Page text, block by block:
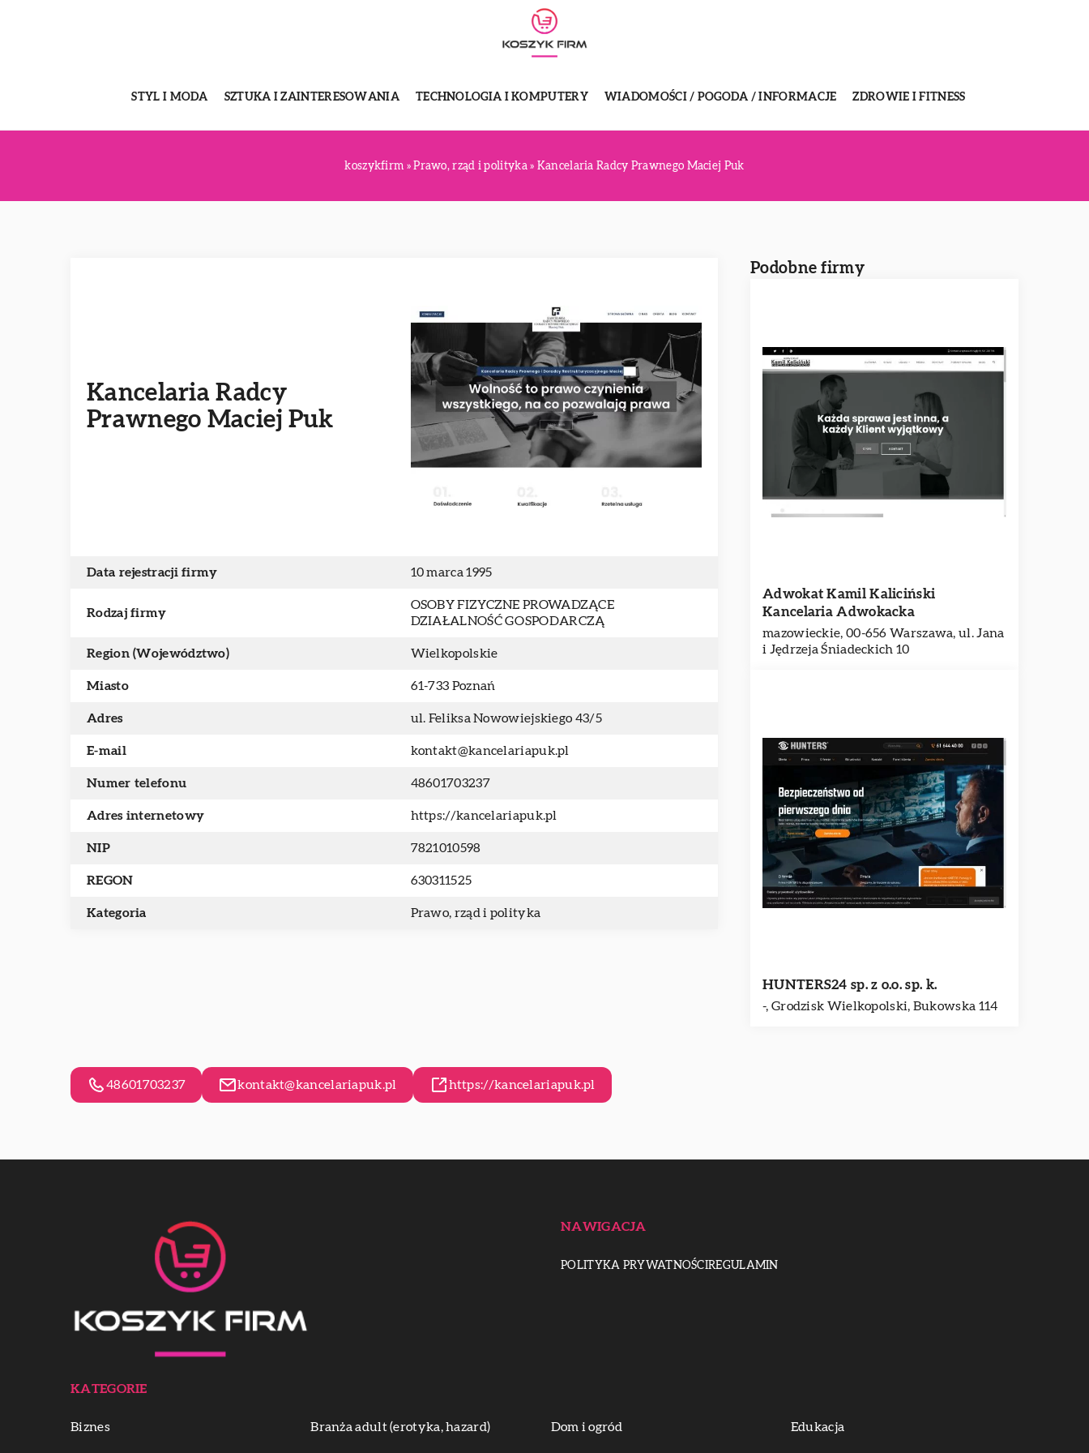
STYL I MODA SZTUKA I ZAINTERESOWANIA TECHNOLOGIA I KOMPUTERY WIADOMOŚCI / POGODA / INFORMACJE ZDROWIE I FITNESS
koszykfirm »Prawo, rząd i polityka» Kancelaria Radcy Prawnego Maciej Puk
Kancelaria Radcy
Prawnego Maciej Puk
Data rejestracji firmy 10 marca 1995
Rodzaj firmy
OSOBY FIZYCZNE PROWADZĄCE
DZIAŁALNOŚĆ GOSPODARCZĄ
Region (Województwo) Wielkopolskie
Miasto 61-733 Poznań
Adres ul. Feliksa Nowowiejskiego 43/5
E-mail kontakt@kancelariapuk.pl
Numer telefonu 48601703237
Adres internetowy https://kancelariapuk.pl
NIP 7821010598
REGON 630311525
Kategoria Prawo, rząd i polityka
Podobne firmy
Adwokat Kamil Kaliciński
Kancelaria Adwokacka
mazowieckie, 00-656 Warszawa, ul. Jana
i Jędrzeja Śniadeckich 10
HUNTERS24 sp. z o.o. sp. k.
-, Grodzisk Wielkopolski, Bukowska 114
48601703237 kontakt@kancelariapuk.pl https://kancelariapuk.pl
NAWIGACJA
POLITYKA PRYWATNOŚCIREGULAMIN
KATEGORIE
Biznes Branża adult (erotyka, hazard) Dom i ogród Edukacja